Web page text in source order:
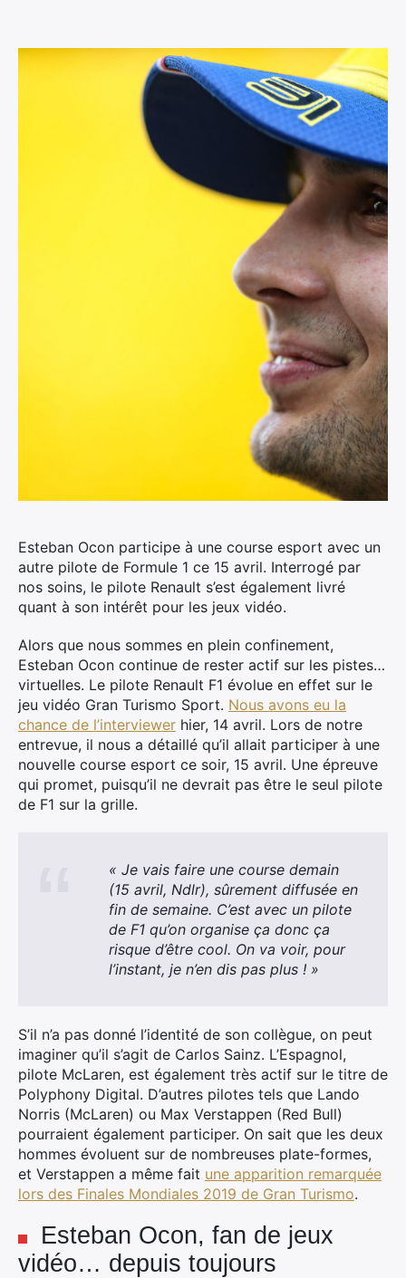
Esteban Ocon participe à une course esport avec un
autre pilote de Formule 1 ce 15 avril. Interrogé par
nos soins, le pilote Renault s’est également livré
quant à son intérêt pour les jeux vidéo.
Alors que nous sommes en plein confinement,
Esteban Ocon continue de rester actif sur les pistes…
virtuelles. Le pilote Renault F1 évolue en effet sur le
jeu vidéo Gran Turismo Sport. Nous avons eu la
chance de l’interviewer hier, 14 avril. Lors de notre
entrevue, il nous a détaillé qu’il allait participer à une
nouvelle course esport ce soir, 15 avril. Une épreuve
qui promet, puisqu’il ne devrait pas être le seul pilote
de F1 sur la grille.
« Je vais faire une course demain
(15 avril, Ndlr), sûrement diffusée en
fin de semaine. C’est avec un pilote
de F1 qu’on organise ça donc ça
risque d’être cool. On va voir, pour
l’instant, je n’en dis pas plus ! »
S’il n’a pas donné l’identité de son collègue, on peut
imaginer qu’il s’agit de Carlos Sainz. L’Espagnol,
pilote McLaren, est également très actif sur le titre de
Polyphony Digital. D’autres pilotes tels que Lando
Norris (McLaren) ou Max Verstappen (Red Bull)
pourraient également participer. On sait que les deux
hommes évoluent sur de nombreuses plate-formes,
et Verstappen a même fait une apparition remarquée
lors des Finales Mondiales 2019 de Gran Turismo.
Esteban Ocon, fan de jeux
vidéo… depuis toujours